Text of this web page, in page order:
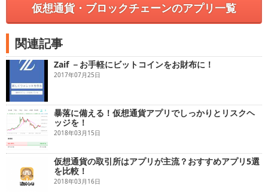
ます。
・受取り
ビットコインを受取るためのアドレスが確認できます。
・Zaif
Zaif Exchangeでは、ビットコイン／日本円のトレードができ
ます。
・履歴
ビットコインの送受信履歴が確認できます。
・menu
Zaifのアカウント情報やアドレスの管理、パスコードの設定
などができます。
【Zaifのサポート】
・各種お問い合わせは、以下よりお願い致します。
zaifapphelp@zaif.jp
仮想通貨・ブロックチェーンのアプリ一覧
関連記事
Zaif －お手軽にビットコインをお財布に！
2017年07月25日
暴落に備える！仮想通貨アプリでしっかりとリスクヘ
ッジを！
2018年03月15日
仮想通貨の取引所はアプリが主流？おすすめアプリ5選
を比較！
2018年03月16日